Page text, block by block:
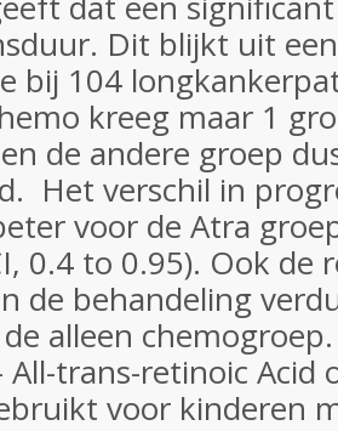
Dit blijkt uit
bij 104
kreeg maar 1
de andere groep
Het verschil in
voor de Atra
0.4 to 0.95). Ook de
de behandeling
alleen
trans-retinoic Acid
voor kinderen